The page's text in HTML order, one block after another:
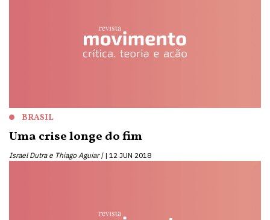
BRASIL
Uma crise longe do fim
Israel Dutra e Thiago Aguiar | 12 JUN 2018